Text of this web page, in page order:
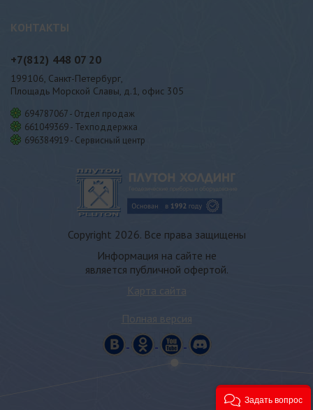
КОНТАКТЫ
+7(812) 448 07 20
199106, Санкт-Петербург,
Площадь Морской Славы, д.1, офис 305
694787067 - Отдел продаж
661049369 - Техподдержка
696384919 - Сервисный центр
Copyright 2026. Все права защищены
Информация на сайте не
является публичной офертой.
Карта сайта
Полная версия
Задать вопрос